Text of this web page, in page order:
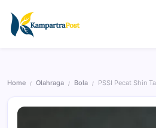
Home / Olahraga / Bola / PSSI Pecat Shin